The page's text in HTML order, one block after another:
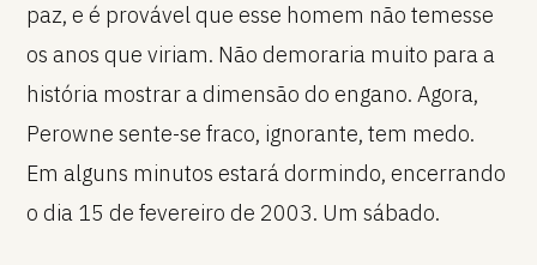
paz, e é provável que esse homem não temesse
os anos que viriam. Não demoraria muito para a
história mostrar a dimensão do engano. Agora,
Perowne sente-se fraco, ignorante, tem medo.
Em alguns minutos estará dormindo, encerrando
o dia 15 de fevereiro de 2003. Um sábado.